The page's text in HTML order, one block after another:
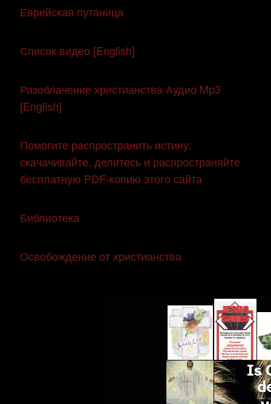
Еврейская путаница
Список видео [English]
Разоблачение христианства Аудио Mp3
[English]
Помогите распространить истину:
скачачивайте, делитесь и распространяйте
бесплатную PDF-копию этого сайта
Библиотека
Освобождение от христианства